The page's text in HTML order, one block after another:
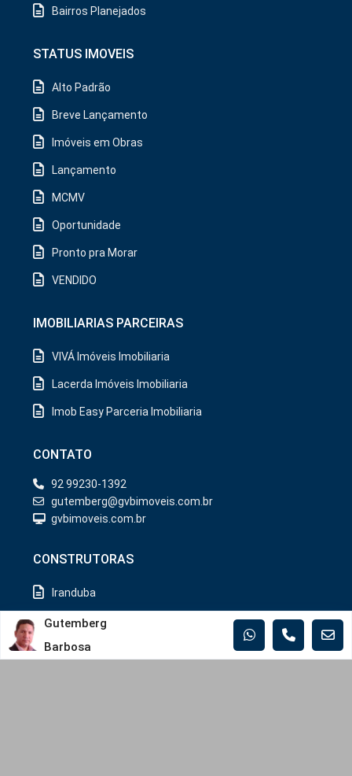
Bairros Planejados
STATUS IMOVEIS
Alto Padrão
Breve Lançamento
Imóveis em Obras
Lançamento
MCMV
Oportunidade
Pronto pra Morar
VENDIDO
IMOBILIARIAS PARCEIRAS
VIVÁ Imóveis Imobiliaria
Lacerda Imóveis Imobiliaria
Imob Easy Parceria Imobiliaria
CONTATO
92 99230-1392
gutemberg@gvbimoveis.com.br
gvbimoveis.com.br
CONSTRUTORAS
Iranduba
Manaus
MUNICÍPIOS
Gutemberg
Barbosa